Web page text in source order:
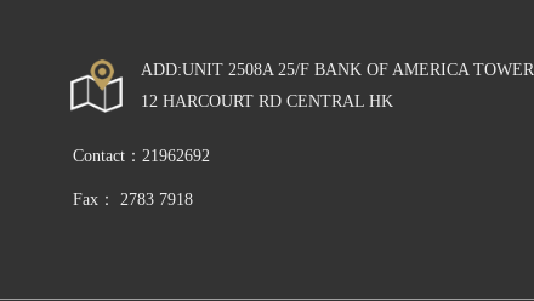
Contact：21962692
ADD:UNIT 2508A 25/F BANK OF AMERICA TOWER
12 HARCOURT RD CENTRAL HK
Fax： 2783 7918